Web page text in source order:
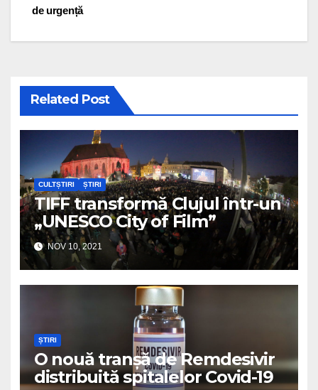
de urgență
Related Post
CULTȘTIRI ȘTIRI
TIFF transformă Clujul într-un
„UNESCO City of Film”
NOV 10, 2021
ȘTIRI
O nouă tranșă de Remdesivir
distribuită spitalelor Covid-19